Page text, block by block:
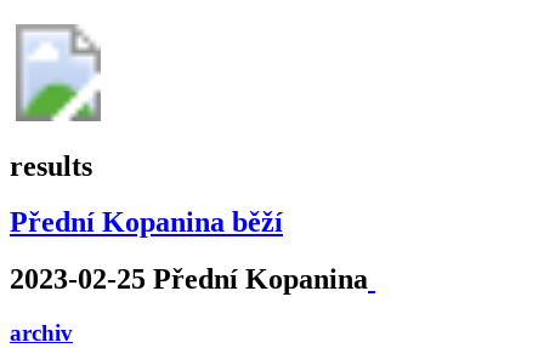
results
Přední Kopanina běží
2023-02-25 Přední Kopanina
archiv